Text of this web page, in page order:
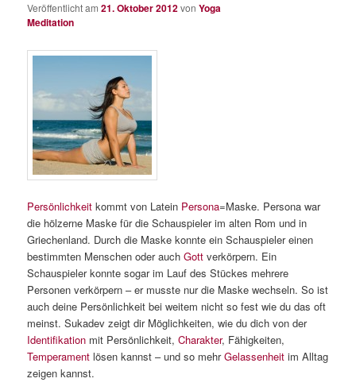
Veröffentlicht am21. Oktober 2012vonYoga
Meditation
Persönlichkeitkommt von Latein Persona=Maske. Persona war
die hölzerne Maske für die Schauspieler im alten Rom und in
Griechenland. Durch die Maske konnte ein Schauspieler einen
bestimmten Menschen oder auchGottverkörpern. Ein
Schauspieler konnte sogar im Lauf des Stückes mehrere
Personen verkörpern – er musste nur die Maske wechseln. So ist
auch deine Persönlichkeit bei weitem nicht so fest wie du das oft
meinst. Sukadev zeigt dir Möglichkeiten, wie du dich von der
Identifikation mit Persönlichkeit,Charakter, Fähigkeiten,
Temperamentlösen kannst – und so mehrGelassenheitim Alltag
zeigen kannst.